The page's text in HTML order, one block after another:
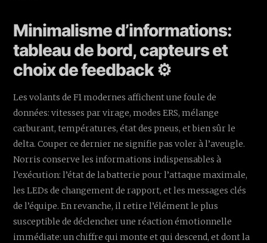
Minimalisme d’informations:
tableau de bord, capteurs et
choix de feedback ⚙️
Les volants de F1 modernes affichent une foule de
données: vitesses par virage, modes ERS, mélange
carburant, températures, état des pneus, et bien sûr le
delta. Couper ce dernier ne signifie pas voler à l’aveugle.
Norris conserve les informations indispensables à
l’exécution: l’état de la batterie pour l’attaque maximale,
les LEDs de changement de rapport, et les messages clés
de l’équipe. En revanche, il retire l’élément le plus
susceptible de déclencher une réaction émotionnelle
immédiate: un chiffre qui monte et qui descend, et dont la